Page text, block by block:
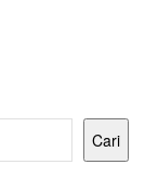
Cari